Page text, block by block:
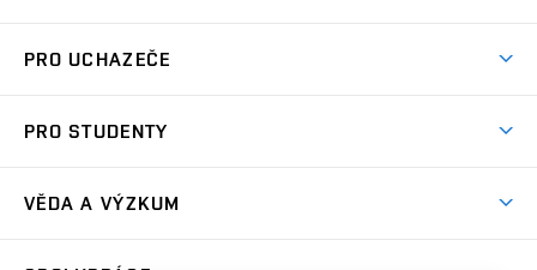
Koleje
Sport na VUT
PRO UCHAZEČE
Dny otevřených dveří
PRO STUDENTY
VĚDA A VÝZKUM